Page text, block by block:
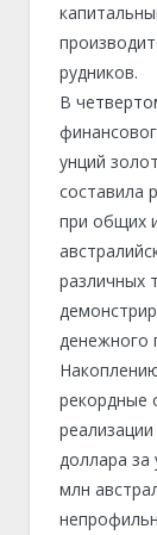
рудников.
В
унций
составила
при общих
различных
денежного
рекордные
доллара за
млн